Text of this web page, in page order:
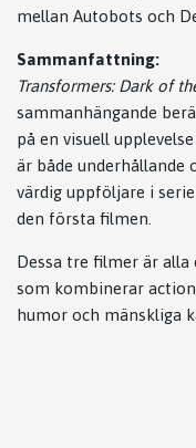
mellan Autobots och
Sammanfattning:
Transformers: Dark of
sammanhängande
på en visuell
är både underhållande
värdig uppföljare i
den första filmen.
Dessa tre filmer är alla
som kombinerar
humor och mänskliga